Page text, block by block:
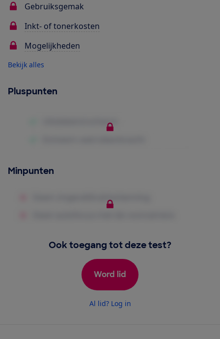
Gebruiksgemak
Inkt- of tonerkosten
Mogelijkheden
Bekijk alles
Pluspunten
Minpunten
Ook toegang tot deze test?
Word lid
Al lid? Log in